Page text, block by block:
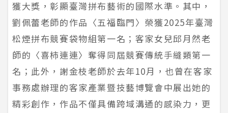
獲大獎，彰顯臺灣拼布藝術的國際水準。其中，
劉佩蕾老師的作品〈五福臨門〉榮獲2025年臺灣
松煙拼布競賽袋物組第一名；客家女兒邱月然老
師的〈喜柿連連〉奪得同屆競賽傳統手縫類第一
名；此外，謝金枝老師於去年10月，也曾在客家
事務處辦理的客家產業暨技藝博覽會中展出她的
精彩創作，作品不僅具備跨域溝通的感染力，更